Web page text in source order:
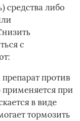
средства либо
с
против
применяется при
в виде
тормозить